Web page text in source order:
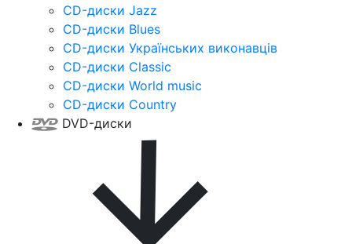
CD-диски Jazz
CD-диски Blues
CD-диски Українських виконавців
CD-диски Classic
CD-диски World music
CD-диски Country
DVD-диски